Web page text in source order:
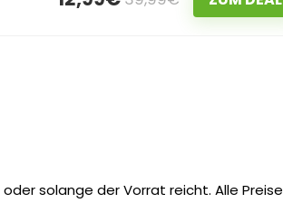
solange der Vorrat reicht. Alle Preise